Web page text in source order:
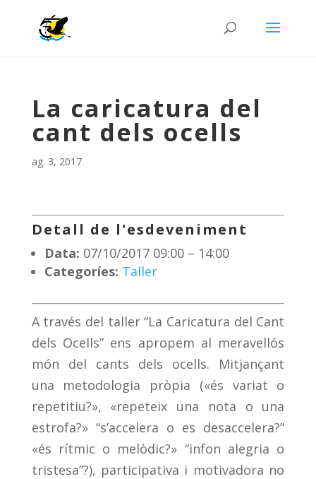
La caricatura del
cant dels ocells
ag. 3, 2017
Detall de l'esdeveniment
Data: 07/10/2017 09:00– 14:00
Categoríes: Taller
A través del taller “La Caricatura del Cant
dels Ocells” ens apropem al meravellós
món del cants dels ocells. Mitjançant
una metodologia pròpia («és variat o
repetitiu?», «repeteix una nota o una
estrofa?» “s’accelera o es desaccelera?”
«és rítmic o melòdic?» “infon alegria o
tristesa”?), participativa i motivadora no